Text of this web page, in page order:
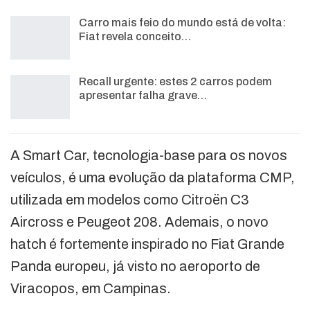
Carro mais feio do mundo está de volta:
Fiat revela conceito…
Recall urgente: estes 2 carros podem
apresentar falha grave…
A Smart Car, tecnologia-base para os novos
veículos, é uma evolução da plataforma CMP,
utilizada em modelos como Citroën C3
Aircross e Peugeot 208. Ademais, o novo
hatch é fortemente inspirado no Fiat Grande
Panda europeu, já visto no aeroporto de
Viracopos, em Campinas.